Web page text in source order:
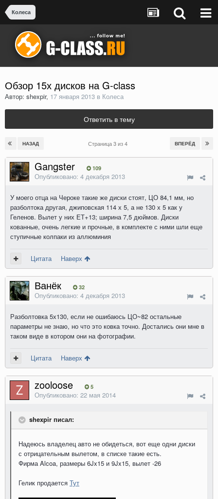
Колеса
Обзор 15х дисков на G-class
Автор: shexpir, 17 января 2013 в Колеса
Ответить в тему
НАЗАД ВПЕРЁД
Страница 3 из 4
Gangster 109
Опубликовано: 4 декабря 2013
У моего отца на Чероке такие же диски стоят, ЦО 84,1 мм, но
разболтока другая, джиповская 114 х 5, а не 130 х 5 как у
Геленов. Вылет у них ЕТ+13; ширина 7,5 дюймов. Диски
кованные, очень легкие и прочные, в комплекте с ними шли еще
ступичные колпаки из аллюминия
Цитата Наверх
Ванёк 32
Опубликовано: 4 декабря 2013
Разболтовка 5х130, если не ошибаюсь ЦО~82 остальные
параметры не знаю, но что это ковка точно. Достались они мне в
таком виде в котором они на фотографии.
Цитата Наверх
zooloose 5
Опубликовано: 22 мая 2014
shexpir писал:
Надеюсь владелец авто не обидеться, вот еще одни диски
с отрицательным вылетом, в списке такие есть.
Фирма Alcoa, размеры 6Jx15 и 9Jx15, вылет -26
Гелик продается Тут